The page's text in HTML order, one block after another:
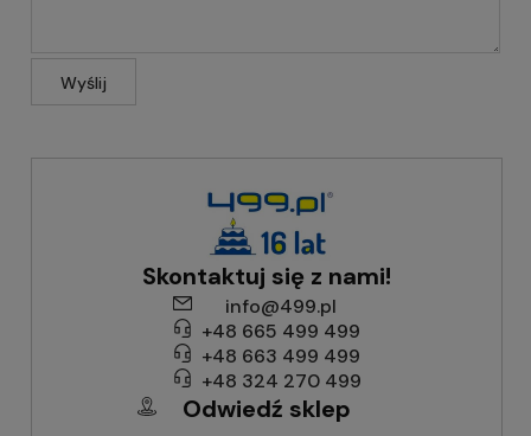
Wyślij
Skontaktuj się z nami!
info@499.pl
+48 665 499 499
+48 663 499 499
+48 324 270 499
Odwiedź sklep